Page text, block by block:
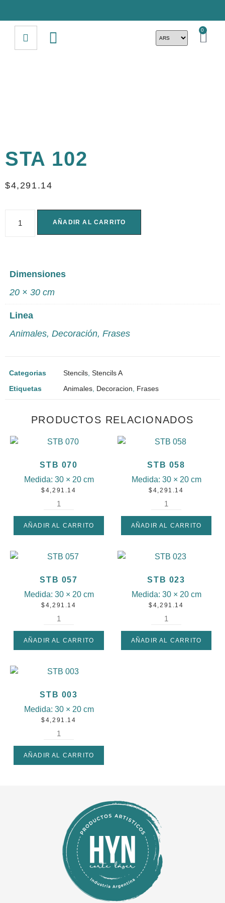
0
STA 102
$4,291.14
AÑADIR AL CARRITO
Dimensiones
20 × 30 cm
Linea
Animales, Decoración, Frases
Categorias Stencils, Stencils A
Etiquetas
Animales, Decoracion, Frases
PRODUCTOS RELACIONADOS
STB 070
Medida: 30 × 20 cm
$4,291.14
AÑADIR AL CARRITO
STB 058
Medida: 30 × 20 cm
$4,291.14
AÑADIR AL CARRITO
STB 057
Medida: 30 × 20 cm
$4,291.14
AÑADIR AL CARRITO
STB 023
Medida: 30 × 20 cm
$4,291.14
AÑADIR AL CARRITO
STB 003
Medida: 30 × 20 cm
$4,291.14
AÑADIR AL CARRITO